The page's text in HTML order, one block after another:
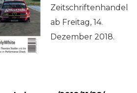
Zeitschriftenhandel
ab Freitag, 14.
Dezember 2018.